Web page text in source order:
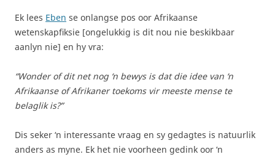
Ek lees Eben se onlangse pos oor Afrikaanse
wetenskapfiksie [ongelukkig is dit nou nie beskikbaar
aanlyn nie] en hy vra:
“Wonder of dit net nog ‘n bewys is dat die idee van ‘n
Afrikaanse of Afrikaner toekoms vir meeste mense te
belaglik is?”
Dis seker ‘n interessante vraag en sy gedagtes is natuurlik
anders as myne. Ek het nie voorheen gedink oor ‘n